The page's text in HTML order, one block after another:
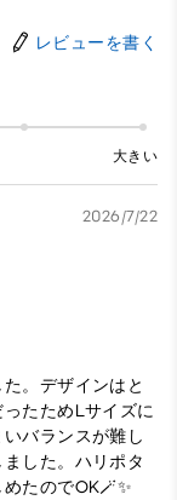
レビューを書く
大きい
2026/7/22
。デザインはと
たためLサイズに
バランスが難し
した。ハリポタ
たのでOK🪄✨️